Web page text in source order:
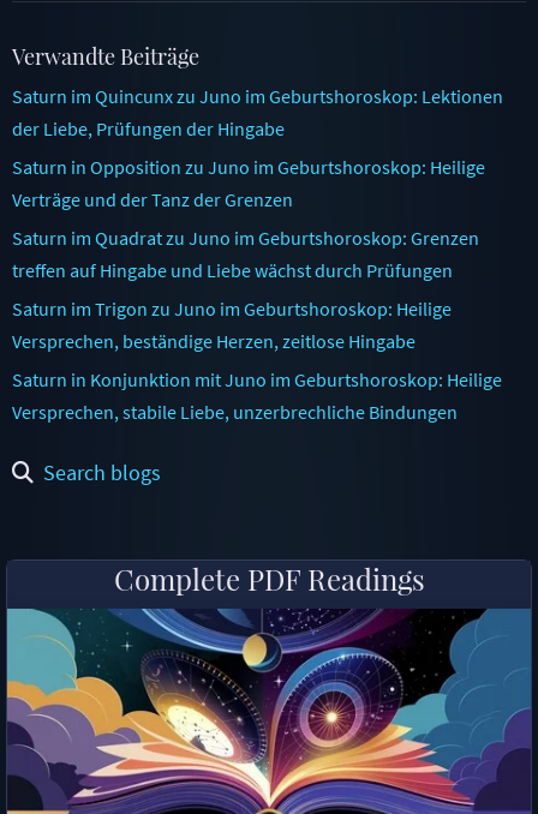
Verwandte Beiträge
Saturn im Quincunx zu Juno im Geburtshoroskop: Lektionen
der Liebe, Prüfungen der Hingabe
Saturn in Opposition zu Juno im Geburtshoroskop: Heilige
Verträge und der Tanz der Grenzen
Saturn im Quadrat zu Juno im Geburtshoroskop: Grenzen
treffen auf Hingabe und Liebe wächst durch Prüfungen
Saturn im Trigon zu Juno im Geburtshoroskop: Heilige
Versprechen, beständige Herzen, zeitlose Hingabe
Saturn in Konjunktion mit Juno im Geburtshoroskop: Heilige
Versprechen, stabile Liebe, unzerbrechliche Bindungen
Search blogs
Complete PDF Readings